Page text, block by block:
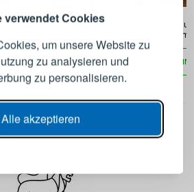
verwendet Cookies
um unsere Website zu
zu analysieren und
zu personalisieren.
Alle akzeptieren
61,90 €
PEUGEOT Paris 18 cm weiß -
Holz
IN DEN WARENKORB
Salz-
Stahl
IN
Sie sich bei Ihrem